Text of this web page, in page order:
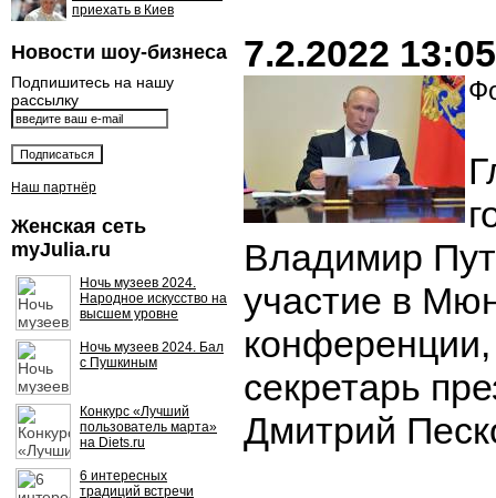
приехать в Киев
Новости шоу-бизнеса
Подпишитесь на нашу
рассылку
Наш партнёр
Женская сеть
myJulia.ru
Ночь музеев 2024.
Народное искусство на
высшем уровне
Ночь музеев 2024. Бал
с Пушкиным
Конкурс «Лучший
пользователь марта»
на Diets.ru
6 интересных
традиций встречи
7.2.2022 13:05
Владимир
участие в
секретарь
Дмитрий